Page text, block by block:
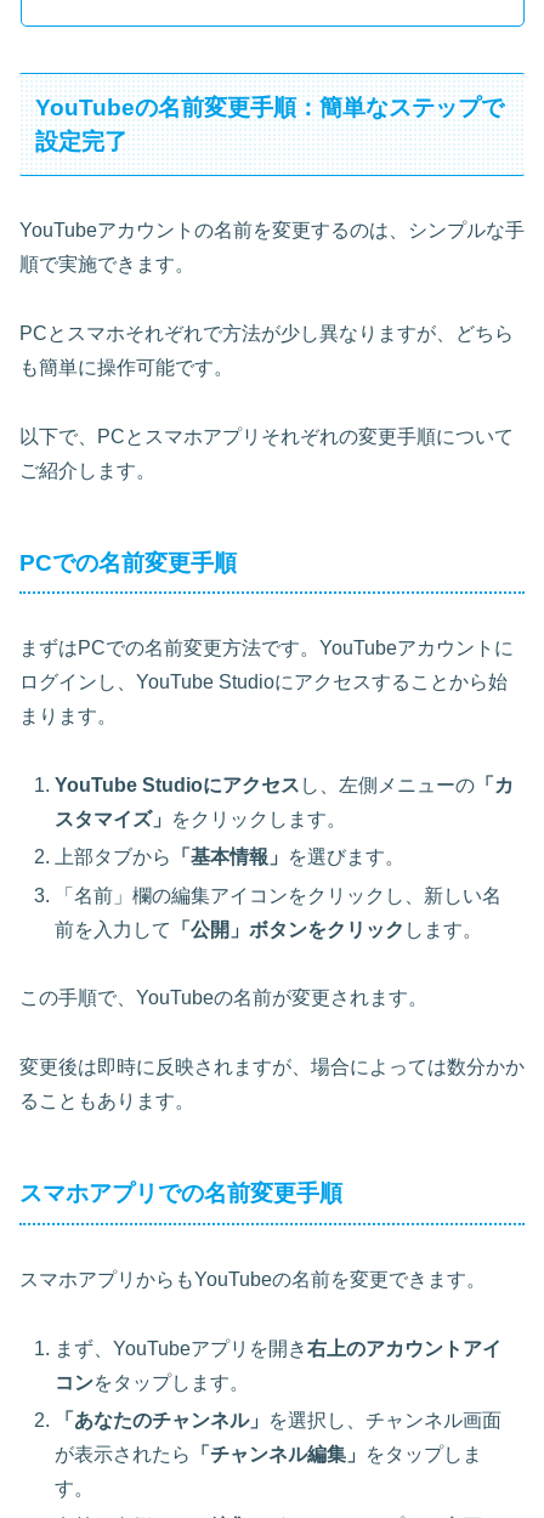
YouTubeの名前変更手順：簡単なステップで
設定完了
YouTubeアカウントの名前を変更するのは、シンプルな手
順で実施できます。
PCとスマホそれぞれで方法が少し異なりますが、どちら
も簡単に操作可能です。
以下で、 PCとスマホアプリそれぞれの変更手順について
ご紹介します。
PCでの名前変更手順
まずはPCでの名前変更方法です。YouTubeアカウントに
ログインし、YouTube Studioにアクセスすることから始
まります。
YouTube Studioにアクセス し、左側メニューの 「カ
スタマイズ」
をクリックします。
上部タブから
「基本情報」
を選びます。
「名前」欄の編集アイコンをクリックし、新しい名
前を入力して
「公開」ボタンをクリック します。
この手順で、YouTubeの名前が変更されます。
変更後は即時に反映されますが、場合によっては数分かか
ることもあります。
スマホアプリでの名前変更手順
スマホアプリからもYouTubeの名前を変更できます。
まず、YouTubeアプリを開き右上のアカウントアイ
コンをタップします。
「あなたのチャンネル」
を選択し、チャンネル画面
が表示されたら
「チャンネル編集」
をタップしま
す。